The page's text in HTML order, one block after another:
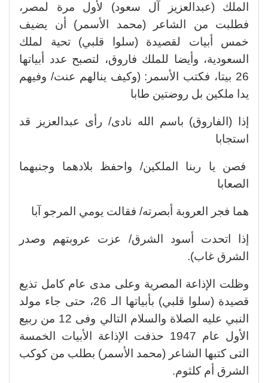
الملك (عبدالعزيز آل سعود) لأول مرة لمصر،
فطلبت من الشاعر (محمد الأسمر) أن يضيف
خمس أبيات لقصيدة (سلوا قلبي) تحية لملك
السعودية، وأيضا للملك فاروق، لتصبح عدد أبياتها
26 بيتا، فكتب الأسمر: (وكيف ينالهم عنت/ وفيهم
يدا ملكين بل روضتين طابا
إذا (الفاروق) باسم الله نادى/ رأى عبدالعزيز قد
استجابا
فصن يا ربنا الملكين/ واحفظ بلادهما وجنبهما
الصعابا
هما فجر العروبة أبصرته/ فقالت يومي المرجو آبا
إذا اتحدت أسود الشرق/ عزت عروبتهم وصدر
الشرق غاب).
وظلت الإذاعة المصرية وعلى مدى عام كامل تذيع
قصيدة (سلوا قلبي) بأبياتها الـ 26، حتى جاء مولد
النبي عليه الصلاة والسلام التالي وفى 12 من ربيع
الأول عام 1947 حذفت الإذاعة الأبيات الخمسة
التى كتبها الشاعر (محمد الأسمر) بطلب من كوكب
الشرق أم كلثوم.